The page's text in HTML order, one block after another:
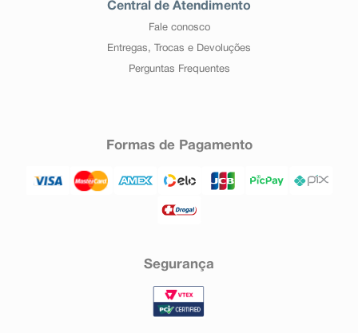
Central de Atendimento
Fale conosco
Entregas, Trocas e Devoluções
Perguntas Frequentes
Formas de Pagamento
Segurança